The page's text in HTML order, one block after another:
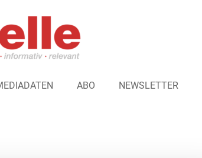
ABO NEWSLETTER